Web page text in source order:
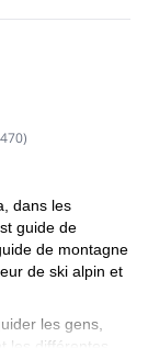
470)
dans les
guide de
de montagne
de ski alpin et
les gens,
différentes